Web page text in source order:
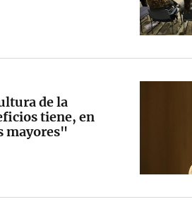
de la
tiene, en
mayores"